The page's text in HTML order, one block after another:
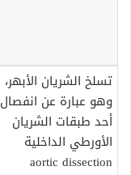
تسلخ الشريان الأبهر،
وهو عبارة عن انفصال
أحد طبقات الشريان
الأورطي الداخلية
aortic dissection